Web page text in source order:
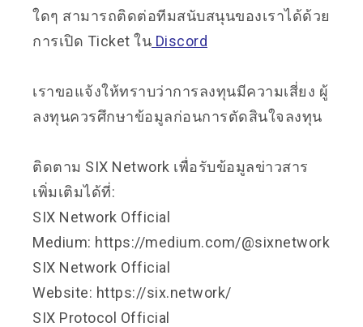
ใดๆ สามารถติดต่อทีมสนับสนุนของเราได้ด้วย
การเปิด Ticket ใน Discord
เราขอแจ้งให้ทราบว่าการลงทุนมีความเสี่ยง ผู้
ลงทุนควรศึกษาข้อมูลก่อนการตัดสินใจลงทุน
ติดตาม SIX Network เพื่อรับข้อมูลข่าวสาร
เพิ่มเติมได้ที่:
SIX Network Official
Medium: https://medium.com/@sixnetwork
SIX Network Official
Website: https://six.network/
SIX Protocol Official